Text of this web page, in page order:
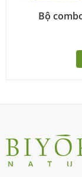
Bộ